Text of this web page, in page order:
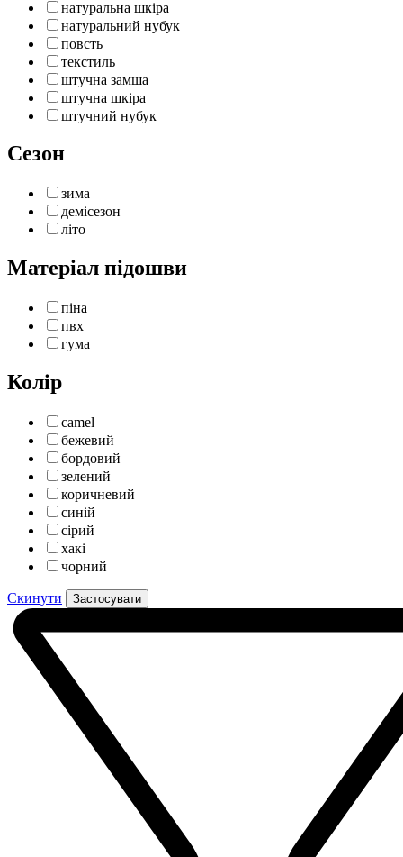
натуральна шкіра
натуральний нубук
повсть
текстиль
штучна замша
штучна шкіра
штучний нубук
Сезон
зима
демісезон
літо
Матеріал підошви
піна
пвх
гума
Колір
camel
бежевий
бордовий
зелений
коричневий
синій
сірий
хакі
чорний
Скинути Застосувати